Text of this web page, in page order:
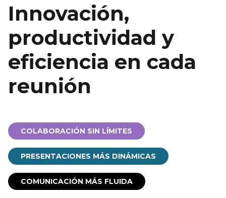
Innovación,
productividad y
eficiencia en cada
reunión
COLABORACIÓN SIN LÍMITES
PRESENTACIONES MÁS DINÁMICAS
COMUNICACIÓN MÁS FLUIDA